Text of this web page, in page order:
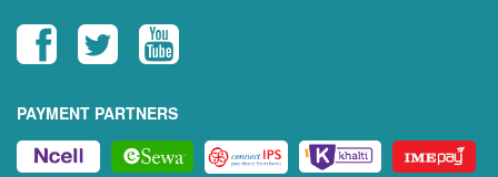
PAYMENT PARTNERS